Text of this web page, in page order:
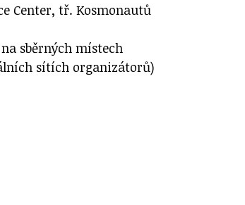
Center, tř. Kosmonautů
na sběrných místech
sítích organizátorů)